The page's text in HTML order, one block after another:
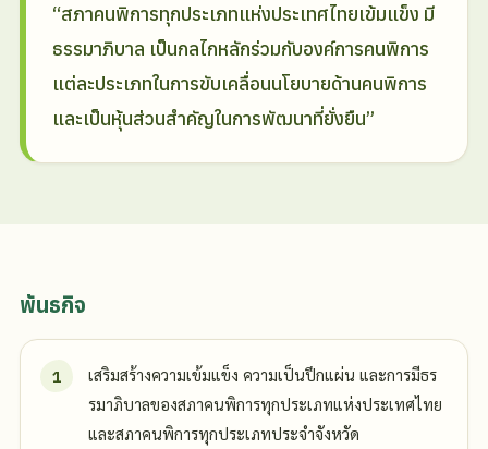
“สภาคนพิการทุกประเภทแห่งประเทศไทยเข้มแข็ง มี
ธรรมาภิบาล เป็นกลไกหลักร่วมกับองค์การคนพิการ
แต่ละประเภทในการขับเคลื่อนนโยบายด้านคนพิการ
และเป็นหุ้นส่วนสำคัญในการพัฒนาที่ยั่งยืน”
พันธกิจ
เสริมสร้างความเข้มแข็ง ความเป็นปึกแผ่น และการมีธร
รมาภิบาลของสภาคนพิการทุกประเภทแห่งประเทศไทย
และสภาคนพิการทุกประเภทประจำจังหวัด